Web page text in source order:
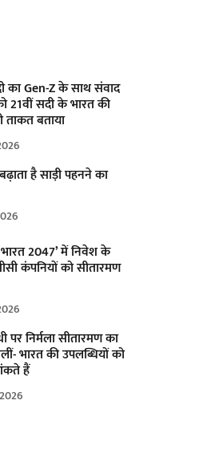
का Gen-Z के साथ संवाद
21वीं सदी के भारत की
बताया
है साड़ी पहनने का
2047’ में निवेश के
कंपनियों को सीतारमण
पर निर्मला सीतारमण का
भारत की उपलब्धियों को
हैं